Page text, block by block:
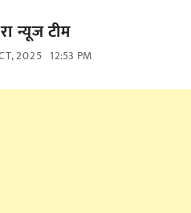
न्यूज टीम
2025 12:53 PM